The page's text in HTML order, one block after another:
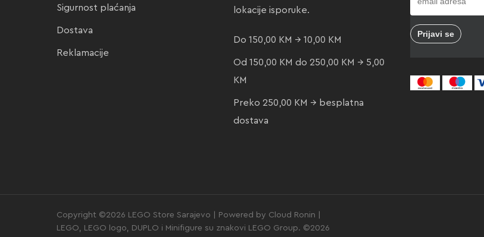
Sigurnost plaćanja
Dostava
Reklamacije
lokacije isporuke.
Do 150,00 KM → 10,00 KM
Od 150,00 KM do 250,00 KM → 5,00
KM
Preko 250,00 KM → besplatna
dostava
Copyright ©2026 LEGO Store Sarajevo | Powered by Cloud Ronin |
LEGO, LEGO logo, DUPLO i Minifigure su znakovi LEGO Group. ©2026